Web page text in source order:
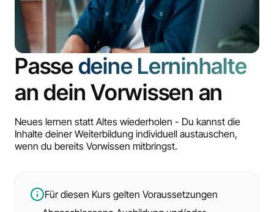
Passedeine Lerninhalte
an dein Vorwissen an
Neues lernen statt Altes wiederholen - Du kannst die
Inhalte deiner Weiterbildung individuell austauschen,
wenn du bereits Vorwissen mitbringst.
Für diesen Kurs gelten Voraussetzungen